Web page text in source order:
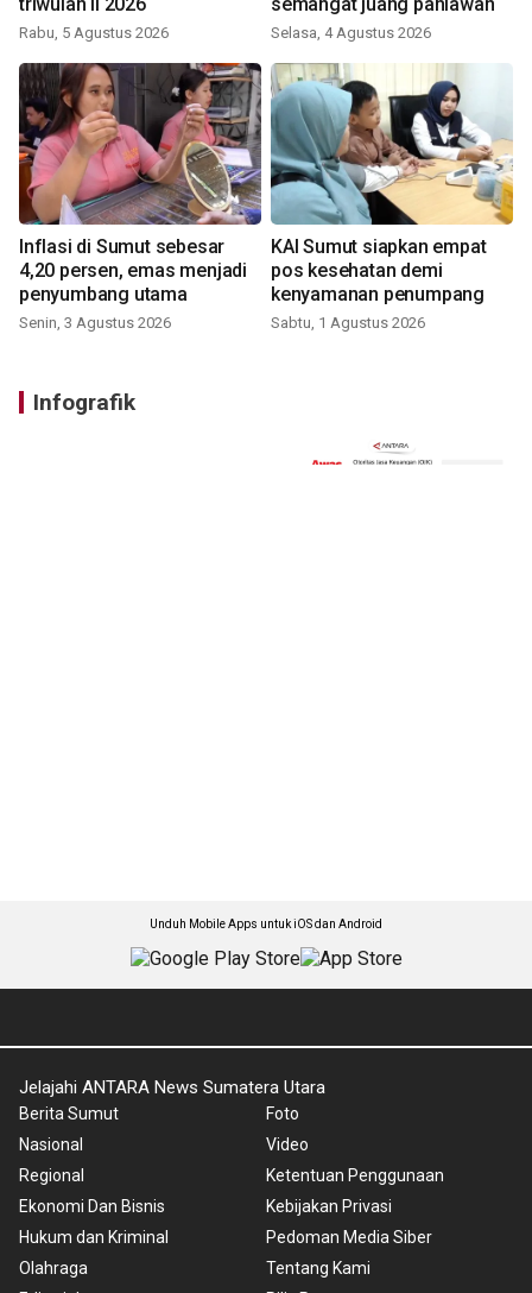
Rabu, 5 Agustus 2026 Selasa, 4 Agustus 2026
Inflasi di Sumut sebesar
4,20 persen, emas menjadi
penyumbang utama
Senin, 3 Agustus 2026
KAI Sumut siapkan empat
pos kesehatan demi
kenyamanan penumpang
Sabtu, 1 Agustus 2026
Infografik
Unduh Mobile Apps untuk iOS dan Android
Jelajahi ANTARA News Sumatera Utara
Berita Sumut
Nasional
Regional
Ekonomi Dan Bisnis
Hukum dan Kriminal
Olahraga
Foto
Video
Ketentuan Penggunaan
Kebijakan Privasi
Pedoman Media Siber
Tentang Kami